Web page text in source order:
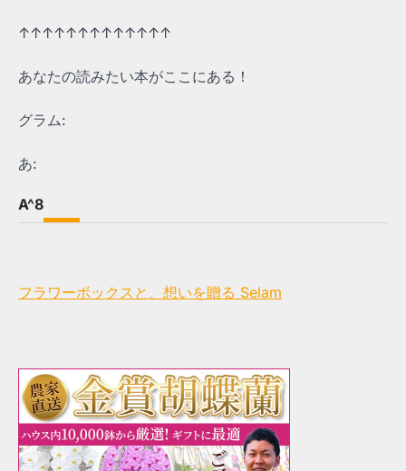
↑↑↑↑↑↑↑↑↑↑↑↑↑
あなたの読みたい本がここにある！
グラム:
あ:
A^8
フラワーボックスと、想いを贈る Selam